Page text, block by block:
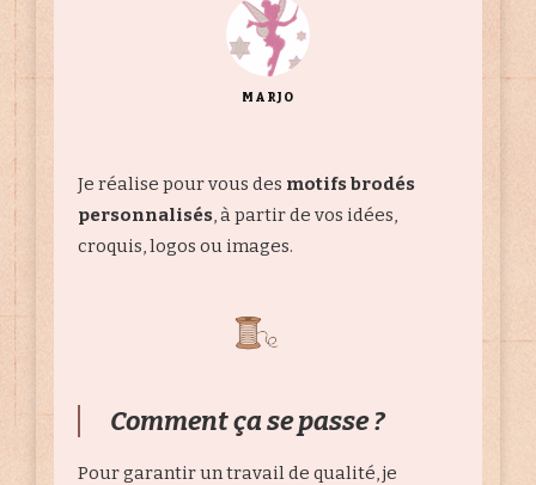
MARJO
Je réalise pour vous des motifs brodés
personnalisés, à partir de vos idées,
croquis, logos ou images.
Comment ça se passe ?
Pour garantir un travail de qualité, je